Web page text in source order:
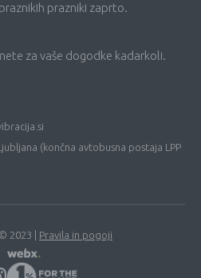
prazniki zaprto.
za vaše dogodke kadarkoli.
(končna avtobusna postaja LPP
2023 | Pravila in pogoji